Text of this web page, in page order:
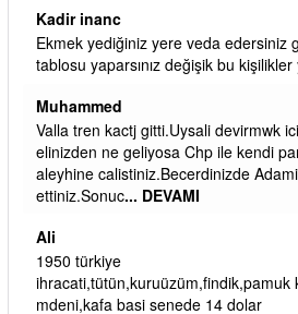
ibrahim yalçınkaya
qaasvalt kansorejen madde mahalle
asvalt döke döke kaldırımlar ana
basacak ma... DEVAMI
ibrahim yalçınkaya
kemer mezarlık altı CİĞİRLİK deniz
giden yola gelin EREĞLİ BELEDİYESİ o
CÖBEKOĞLU
ibogemici
yaz geldi layyy layyy layy lom festivalleri